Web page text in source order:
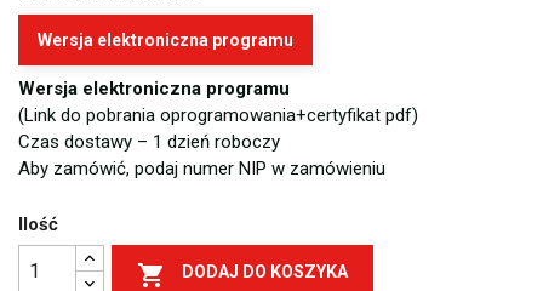
Wersja elektroniczna programu
Wersja elektroniczna programu
(Link do pobrania oprogramowania+certyfikat pdf)
Czas dostawy – 1 dzień roboczy
Aby zamówić, podaj numer NIP w zamówieniu
Ilość
 DODAJ DO KOSZYKA